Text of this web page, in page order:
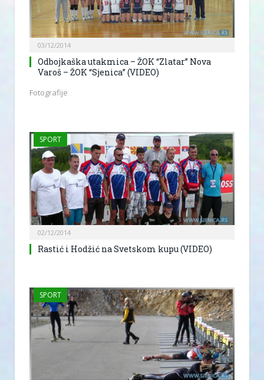
03/12/2014
Odbojkaška utakmica – ŽOK “Zlatar” Nova
Varoš – ŽOK “Sjenica” (VIDEO)
Fotografije
SPORT
02/12/2014
Rastić i Hodžić na Svetskom kupu (VIDEO)
SPORT